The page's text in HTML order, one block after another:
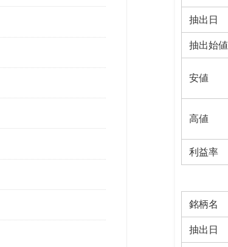
抽出日
抽出始値
安値
高値
利益率
銘柄名
抽出日